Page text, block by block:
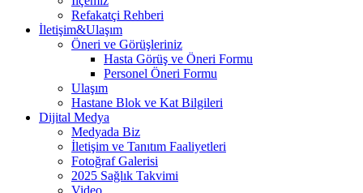
Refakatçi Rehberi
İletişim&Ulaşım
Öneri ve Görüşleriniz
Hasta Görüş ve Öneri Formu
Personel Öneri Formu
Ulaşım
Hastane Blok ve Kat Bilgileri
Dijital Medya
Medyada Biz
İletişim ve Tanıtım Faaliyetleri
Fotoğraf Galerisi
2025 Sağlık Takvimi
Video